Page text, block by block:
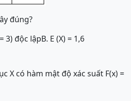
đúng?
3) độc lậpB. E (X) = 1,6
X có hàm mật độ xác suất F(x) =